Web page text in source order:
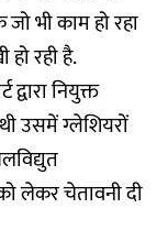
भी काम हो रहा
रही है.
नियुक्त
उसमें ग्लेशियरों
लेकर चेतावनी दी